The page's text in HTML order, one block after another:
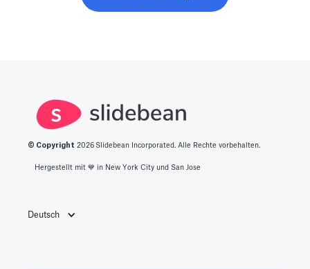
© Copyright 2026 Slidebean Incorporated. Alle Rechte vorbehalten.
Hergestellt mit 💙️ in New York City und San Jose
Deutsch